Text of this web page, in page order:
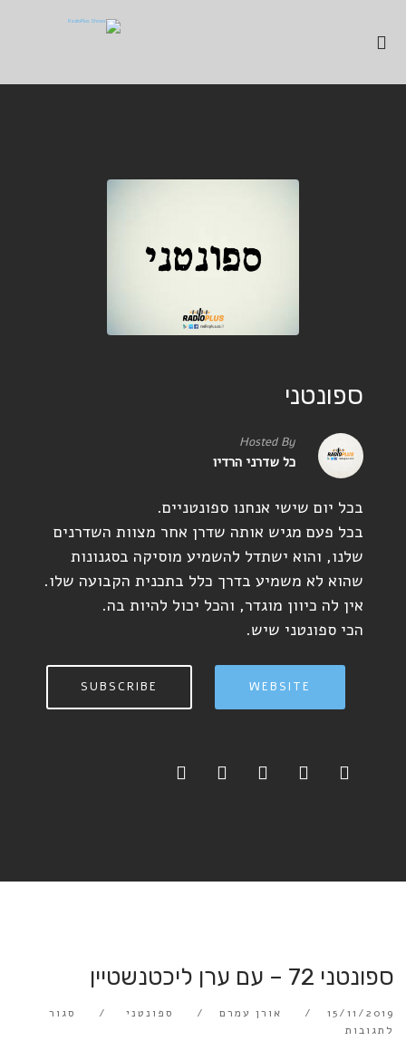
ספונטני
Hosted By
כל שדרני הרדיו
בכל יום שישי אנחנו ספונטניים.
בכל פעם מגיש אותה שדרן אחר מצוות השדרנים
שלנו, והוא ישתדל להשמיע מוסיקה בסגנונות
שהוא לא משמיע בדרך כלל בתכנית הקבועה שלו.
אין לה כיוון מוגדר, והכל יכול להיות בה.
הכי ספונטני שיש.
WEBSITE
SUBSCRIBE
ספונטני 72 – עם ערן ליכטנשטיין
15/11/2019 אורן עמרם ספונטני
סגור
לתגובות